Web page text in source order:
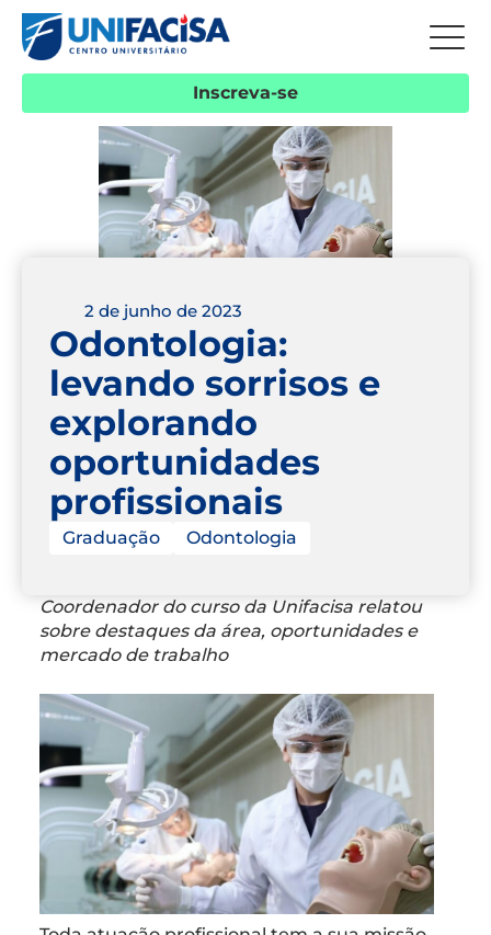
Inscreva-se
2 de junho de 2023
Odontologia:
levando sorrisos e
explorando
oportunidades
profissionais
Graduação Odontologia
Coordenador do curso da Unifacisa relatou
sobre destaques da área, oportunidades e
mercado de trabalho